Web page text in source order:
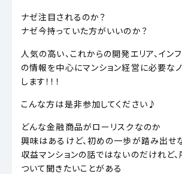
ナゼ注目されるのか？
ナゼ今持っていた方がいいのか？
人気の高い、これからの開発エリア、イン
の情報を中心にマンション経営に必要な
します！！！
こんな方は是非参加してください♪
どんな金融商品がローリスクなのか
興味はあるけど、初めの一歩が踏み出せ
収益マンションの話ではないのだけれど
ついて聞きたいことがある